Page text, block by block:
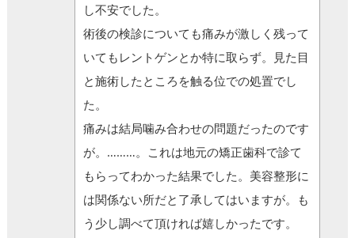
し不安でした。
術後の検診についても痛みが激しく残って
いてもレントゲンとか特に取らず。見た目
と施術したところを触る位での処置でし
た。
痛みは結局噛み合わせの問題だったのです
が。………。これは地元の矯正歯科で診て
もらってわかった結果でした。美容整形に
は関係ない所だと了承してはいますが。も
う少し調べて頂ければ嬉しかったです。